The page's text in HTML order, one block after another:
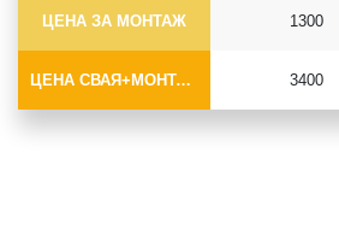
ЦЕНА ЗА МОНТАЖ
ЦЕНА СВАЯ+МОНТАЖ (БЕЗ ОГОЛОВКА)
1300
3400